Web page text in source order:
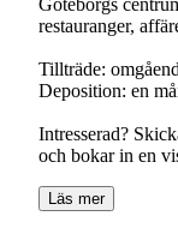
restauranger,
Tillträde:
Deposition: en
Intresserad?
och bokar in en
Läs mer